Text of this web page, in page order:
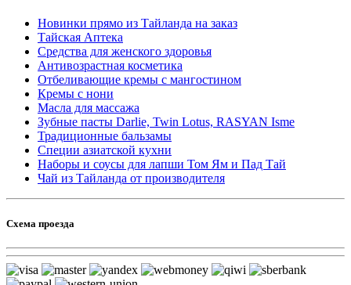
Новинки прямо из Тайланда на заказ
Тайская Аптека
Средства для женского здоровья
Антивозрастная косметика
Отбеливающие кремы с мангостином
Кремы с нони
Масла для массажа
Зубные пасты Darlie, Twin Lotus, RASYAN Isme
Традиционные бальзамы
Специи азиатской кухни
Наборы и соусы для лапши Том Ям и Пад Тай
Чай из Тайланда от производителя
Схема проезда